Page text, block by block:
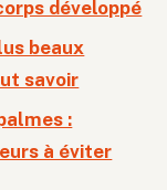
développé
beaux
savoir
:
à éviter